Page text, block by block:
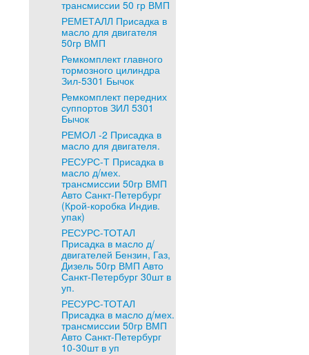
трансмиссии 50 гр ВМП
РЕМЕТАЛЛ Присадка в
масло для двигателя
50гр ВМП
Ремкомплект главного
тормозного цилиндра
Зил-5301 Бычок
Ремкомплект передних
суппортов ЗИЛ 5301
Бычок
РЕМОЛ -2 Присадка в
масло для двигателя.
РЕСУРС-Т Присадка в
масло д/мех.
трансмиссии 50гр ВМП
Авто Санкт-Петербург
(Крой-коробка Индив.
упак)
РЕСУРС-ТОТАЛ
Присадка в масло д/
двигателей Бензин, Газ,
Дизель 50гр ВМП Авто
Санкт-Петербург 30шт в
уп.
РЕСУРС-ТОТАЛ
Присадка в масло д/мех.
трансмиссии 50гр ВМП
Авто Санкт-Петербург
10-30шт в уп